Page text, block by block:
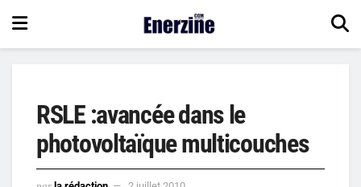
RSLE :avancée dans le
photovoltaïque multicouches